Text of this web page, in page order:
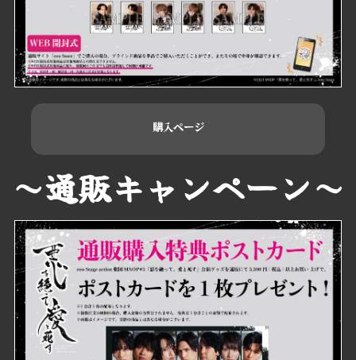
購入ページ
～通販キャンペーン～